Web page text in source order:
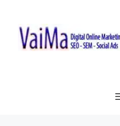
contenido